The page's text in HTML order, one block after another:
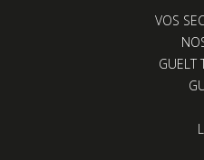
VOS
GUELT